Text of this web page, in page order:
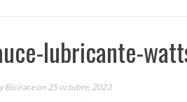
lubricante-
Biciraceon 25 octubre, 2023